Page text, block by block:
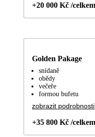
+20 000 Kč /celkem
Golden Pakage
snídaně
obědy
večeře
formou bufetu
zobrazit podrobnosti
+35 800 Kč /celkem